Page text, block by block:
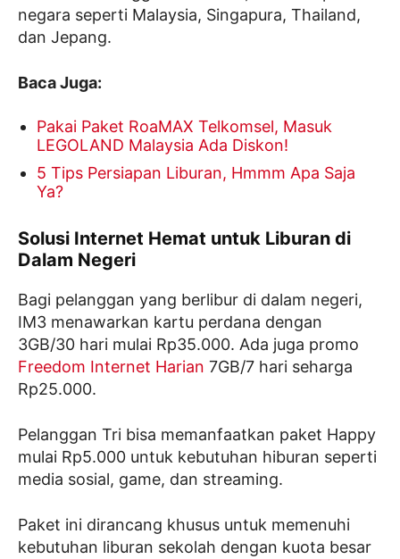
negara seperti Malaysia, Singapura, Thailand,
dan Jepang.
Baca Juga:
Pakai Paket RoaMAX Telkomsel, Masuk
LEGOLAND Malaysia Ada Diskon!
5 Tips Persiapan Liburan, Hmmm Apa Saja
Ya?
Solusi Internet Hemat untuk Liburan di
Dalam Negeri
Bagi pelanggan yang berlibur di dalam negeri,
IM3 menawarkan kartu perdana dengan
3GB/30 hari mulai Rp35.000. Ada juga promo
Freedom Internet Harian 7GB/7 hari seharga
Rp25.000.
Pelanggan Tri bisa memanfaatkan paket Happy
mulai Rp5.000 untuk kebutuhan hiburan seperti
media sosial, game, dan streaming.
Paket ini dirancang khusus untuk memenuhi
kebutuhan liburan sekolah dengan kuota besar